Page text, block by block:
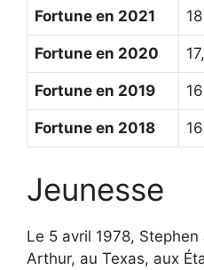
Fortune en 2021
Fortune en 2020
Fortune en 2019
Fortune en 2018
Jeunesse
Le 5 avril 1978,
Arthur, au Texas, aux